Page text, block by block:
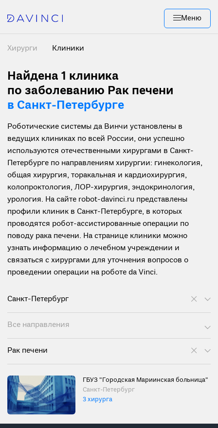
Меню
Хирурги Клиники
Найдена 1 клиника
по заболеванию Рак печени
в Санкт-Петербурге
Роботические системы да Винчи установлены в
ведущих клиниках по всей России, они успешно
используются отечественными хирургами в Санкт-
Петербурге по направлениям хирургии: гинекология,
общая хирургия, торакальная и кардиохирургия,
колопроктология, ЛОР-хирургия, эндокринология,
урология. На сайте robot-davinci.ru представлены
профили клиник в Санкт-Петербурге, в которых
проводятся робот-ассистированные операции по
поводу рака печени. На странице клиники можно
узнать информацию о лечебном учреждении и
связаться с хирургами для уточнения вопросов о
проведении операции на роботе da Vinci.
Санкт-Петербург
Все направления
Рак печени
ГБУЗ "Городская Мариинская больница"
Санкт-Петербург
3 хирурга